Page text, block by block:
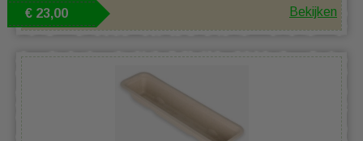
€ 23,00 Bekijken